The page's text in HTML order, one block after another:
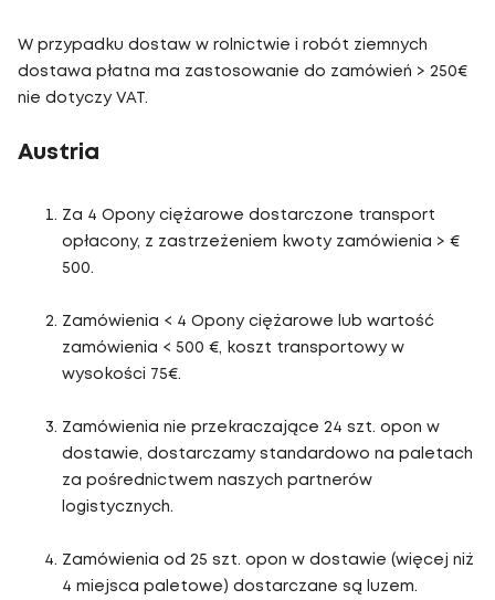
W przypadku dostaw w rolnictwie i robót ziemnych
dostawa płatna ma zastosowanie do zamówień > 250€
nie dotyczy VAT.
Austria
Za 4 Opony ciężarowe dostarczone transport
opłacony, z zastrzeżeniem kwoty zamówienia > €
500.
Zamówienia < 4 Opony ciężarowe lub wartość
zamówienia < 500 €, koszt transportowy w
wysokości 75€.
Zamówienia nie przekraczające 24 szt. opon w
dostawie, dostarczamy standardowo na paletach
za pośrednictwem naszych partnerów
logistycznych.
Zamówienia od 25 szt. opon w dostawie (więcej niż
4 miejsca paletowe) dostarczane są luzem.